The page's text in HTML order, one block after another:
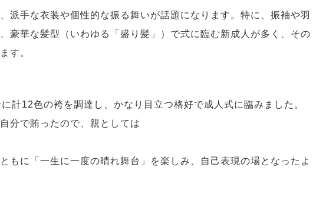
派手な衣装や個性的な振る舞いが話題になります。特に、振袖や羽
豪華な髪型（いわゆる「盛り髪」）で式に臨む新成人が多く、その
す。
計12色の袴を調達し、かなり目立つ格好で成人式に臨みました。
分で賄ったので、親としては
もに「一生に一度の晴れ舞台」を楽しみ、自己表現の場となったよ